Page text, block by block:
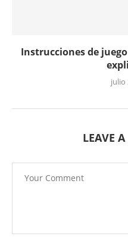
Instrucciones de
julio
LEAVE